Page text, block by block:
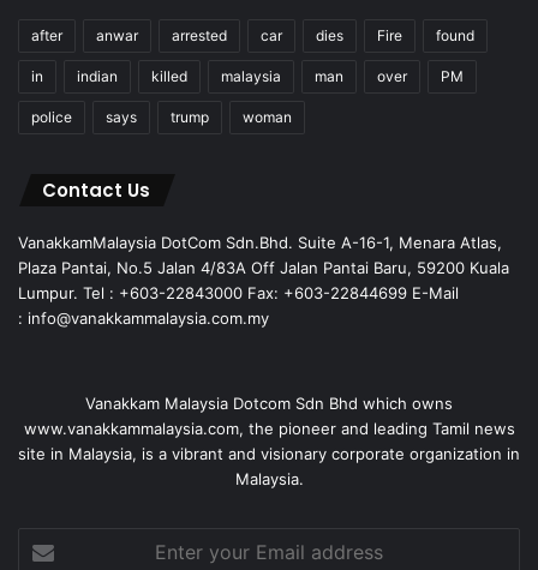
after anwar arrested car dies Fire found
in indian killed malaysia man over PM
police says trump woman
Contact Us
VanakkamMalaysia DotCom Sdn.Bhd. Suite A-16-1, Menara Atlas,
Plaza Pantai, No.5 Jalan 4/83A Off Jalan Pantai Baru, 59200 Kuala
Lumpur. Tel : +603-22843000 Fax: +603-22844699 E-Mail
: info@vanakkammalaysia.com.my
Vanakkam Malaysia Dotcom Sdn Bhd which owns
www.vanakkammalaysia.com, the pioneer and leading Tamil news
site in Malaysia, is a vibrant and visionary corporate organization in
Malaysia.
your